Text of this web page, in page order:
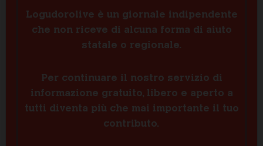
Logudorolive è un giornale indipendente
che non riceve di alcuna forma di aiuto
statale o regionale.
Per continuare il nostro servizio di
informazione gratuito, libero e aperto a
tutti diventa più che mai importante il tuo
contributo.